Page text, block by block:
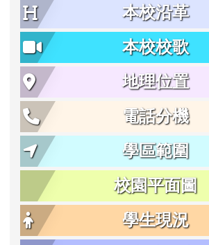
本校沿革
本校校歌
地理位置
電話分機
學區範圍
校園平面圖
學生現況